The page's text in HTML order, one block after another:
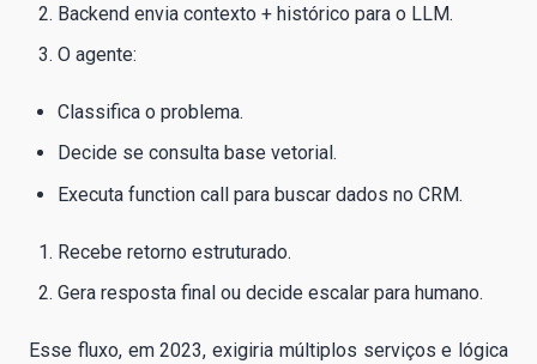
Backend envia contexto + histórico para o LLM.
O agente:
Classifica o problema.
Decide se consulta base vetorial.
Executa function call para buscar dados no CRM.
Recebe retorno estruturado.
Gera resposta final ou decide escalar para humano.
Esse fluxo, em 2023, exigiria múltiplos serviços e lógica